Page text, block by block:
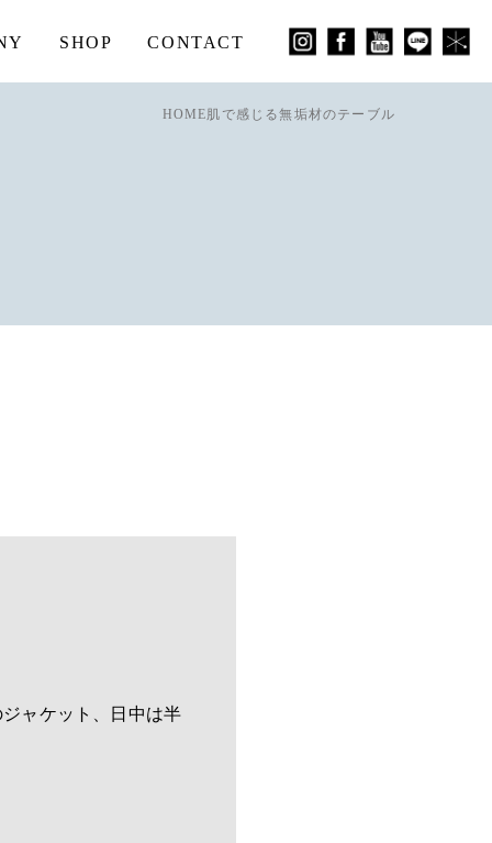
SHOP CONTACT
HOME肌で感じる無垢材のテーブル
ャケット、日中は半